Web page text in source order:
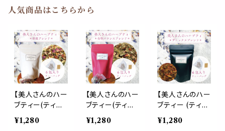
人気商品はこちらから
【美人さんのハー
ブティー(ティー
パック)】《美肌
ブレンド》6包入
¥1,280
【美人さんのハー
ブティー(ティー
パック)】《女性バ
ランス ブレンド》
¥1,280
【美人さんのハー
ブティー (ティー
パック)】《デトッ
クス ブレンド》6
¥1,280